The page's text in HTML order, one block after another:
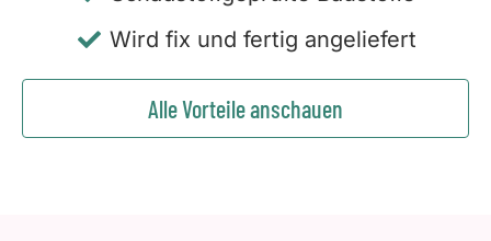
Wird fix und fertig angeliefert
Alle Vorteile anschauen